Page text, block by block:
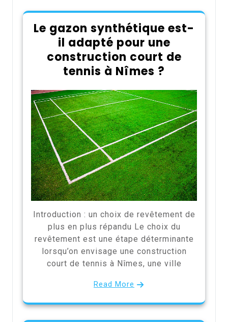
Le gazon synthétique est-
il adapté pour une
construction court de
tennis à Nîmes ?
Introduction : un choix de revêtement de
plus en plus répandu Le choix du
revêtement est une étape déterminante
lorsqu’on envisage une construction
court de tennis à Nîmes, une ville
Read More